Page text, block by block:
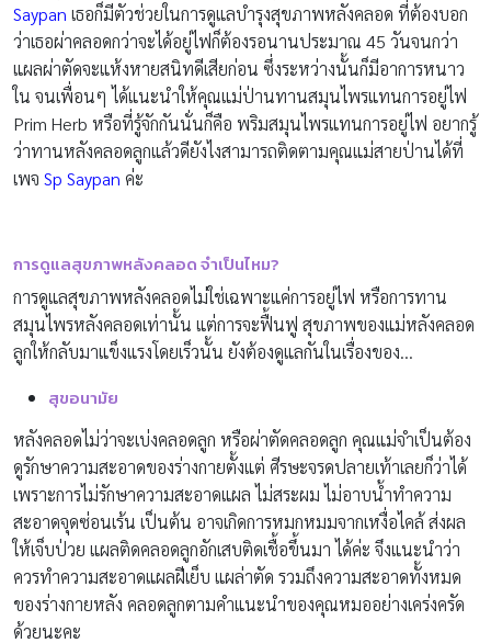
Saypan เธอก็มีตัวช่วยในการดูแลบำรุงสุขภาพหลังคลอด ที่ต้องบอก
ว่าเธอผ่าคลอดกว่าจะได้อยู่ไฟก็ต้องรอนานประมาณ 45 วันจนกว่า
แผลผ่าตัดจะแห้งหายสนิทดีเสียก่อน ซึ่งระหว่างนั้นก็มีอาการหนาว
ใน จนเพื่อนๆ ได้แนะนำให้คุณแม่ป่านทานสมุนไพรแทนการอยู่ไฟ
Prim Herb หรือที่รู้จักกันนั่นก็คือ พริมสมุนไพรแทนการอยู่ไฟ อยากรู้
ว่าทานหลังคลอดลูกแล้วดียังไงสามารถติดตามคุณแม่สายป่านได้ที่
เพจ Sp Saypan ค่ะ
การดูแลสุขภาพหลังคลอด จำเป็นไหม?
การดูแลสุขภาพหลังคลอดไม่ใช่เฉพาะแค่การอยู่ไฟ หรือการทาน
สมุนไพรหลังคลอดเท่านั้น แต่การจะฟื้นฟู สุขภาพของแม่หลังคลอด
ลูกให้กลับมาแข็งแรงโดยเร็วนั้น ยังต้องดูแลกันในเรื่องของ…
สุขอนามัย
หลังคลอดไม่ว่าจะเบ่งคลอดลูก หรือผ่าตัดคลอดลูก คุณแม่จำเป็นต้อง
ดูรักษาความสะอาดของร่างกายตั้งแต่ ศีรษะจรดปลายเท้าเลยก็ว่าได้
เพราะการไม่รักษาความสะอาดแผล ไม่สระผม ไม่อาบน้ำทำความ
สะอาดจุดซ่อนเร้น เป็นต้น อาจเกิดการหมกหมมจากเหงื่อไคล้ ส่งผล
ให้เจ็บป่วย แผลติดคลอดลูกอักเสบติดเชื้อขึ้นมา ได้ค่ะ จึงแนะนำว่า
ควรทำความสะอาดแผลฝีเย็บ แผล่าตัด รวมถึงความสะอาดทั้งหมด
ของร่างกายหลัง คลอดลูกตามคำแนะนำของคุณหมออย่างเคร่งครัด
ด้วยนะคะ